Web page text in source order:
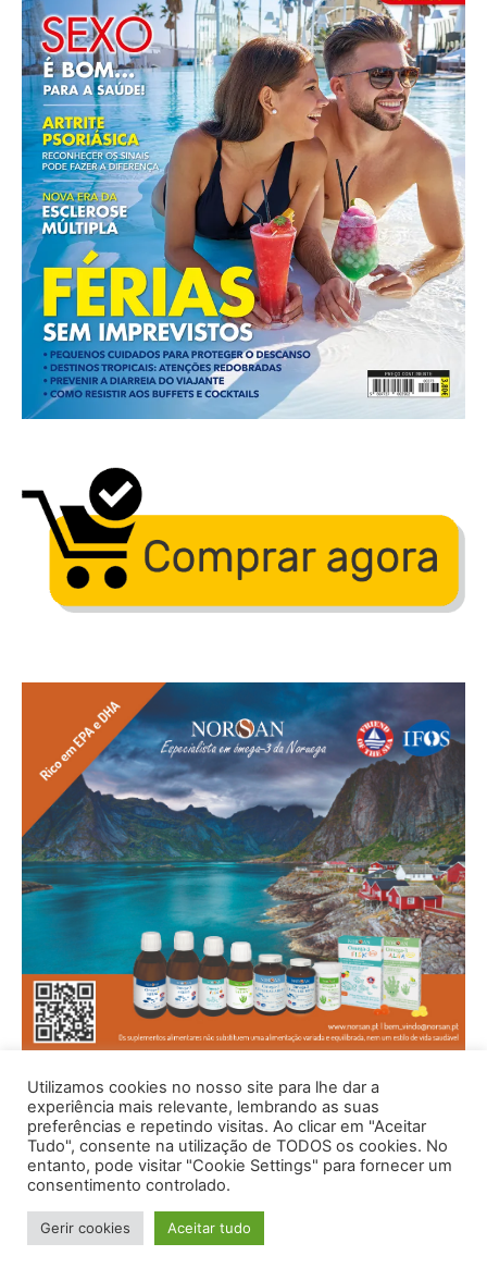
© 1996 - 2026 -Saúde e Bem Estar - Hosted and Designed By
Utilizamos cookies no nosso site para lhe dar a
experiência mais relevante, lembrando as suas
preferências e repetindo visitas. Ao clicar em "Aceitar
Tudo", consente na utilização de TODOS os cookies. No
entanto, pode visitar "Cookie Settings" para fornecer um
consentimento controlado.
Gerir cookies Aceitar tudo